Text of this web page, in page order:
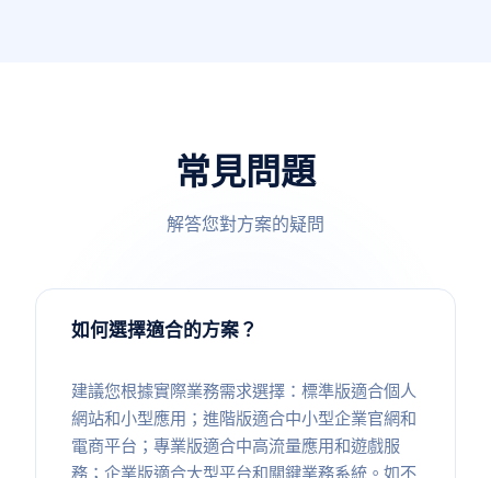
常見問題
解答您對方案的疑問
如何選擇適合的方案？
建議您根據實際業務需求選擇：標準版適合個人
網站和小型應用；進階版適合中小型企業官網和
電商平台；專業版適合中高流量應用和遊戲服
務；企業版適合大型平台和關鍵業務系統。如不